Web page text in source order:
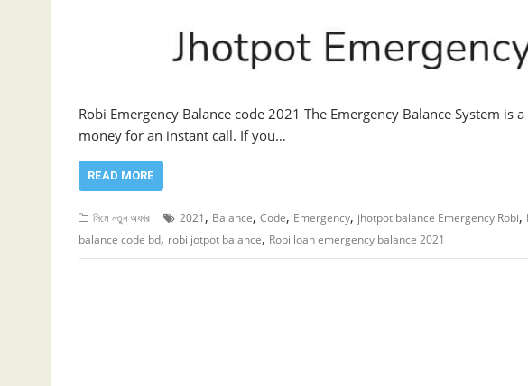
Robi Emergency Balance code 2021 The Emergency Balance System
money for an instant call. If you…
READ MORE
সিমে নতুন ‍অফার 2021, Balance, Code, Emergency, jhotpot balance Emergency Robi,
balance code bd, robi jotpot balance, Robi loan emergency balance 2021